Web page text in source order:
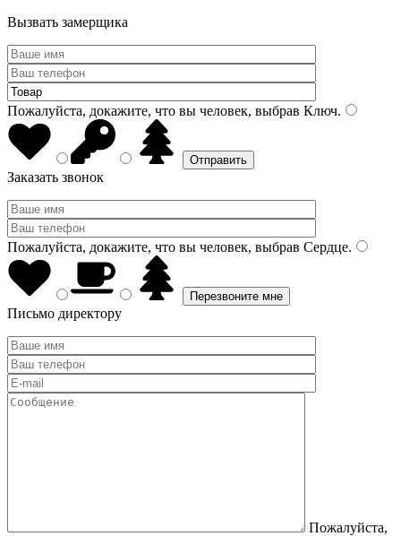
Вызвать замерщика
Пожалуйста, докажите, что вы человек, выбрав Ключ.
Заказать звонок
Пожалуйста, докажите, что вы человек, выбрав Сердце.
Письмо директору
Пожалуйста,